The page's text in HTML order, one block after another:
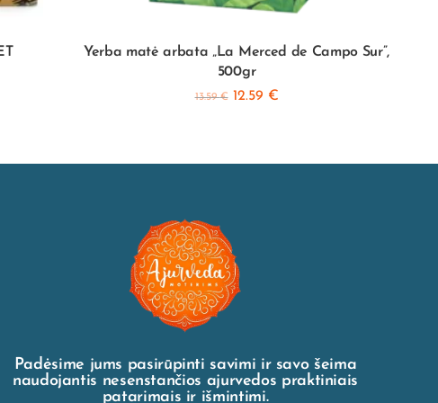
Yerba matė arbata „La Merced de Campo Sur”,
500gr
13.59€ 12.59 €
Padėsime jums pasirūpinti savimi ir savo šeima
naudojantis nesenstančios ajurvedos praktiniais
patarimais ir išmintimi.